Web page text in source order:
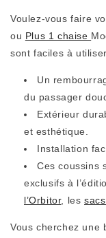
Voulez-vous faire
ou Plus 1 chaise
sont faciles à
Un
du passager
Extérieur
et esthétique.
Installation
Ces coussins
exclusifs à
l’Orbitor, les
Vous cherchez une